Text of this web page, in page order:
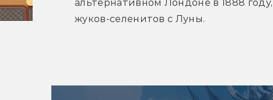
альтернативном Лондоне в 1888
жуков-селенитов с Луны.